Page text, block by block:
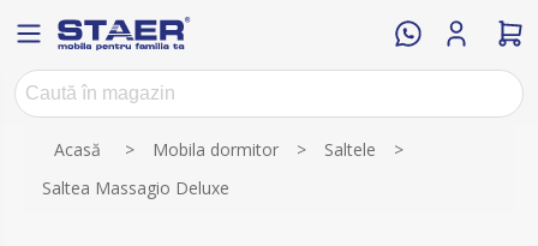
Acasă > Mobila dormitor > Saltele
>
Saltea Massagio Deluxe
Numele atributului Valoarea atributului